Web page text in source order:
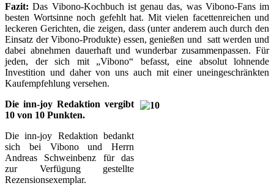
Fazit: Das Vibono-Kochbuch ist genau das, was Vibono-Fans im
besten Wortsinne noch gefehlt hat. Mit vielen facettenreichen und
leckeren Gerichten, die zeigen, dass (unter anderem auch durch den
Einsatz der Vibono-Produkte) essen, genießen und satt werden und
dabei abnehmen dauerhaft und wunderbar zusammenpassen. Für
jeden, der sich mit „Vibono“ befasst, eine absolut lohnende
Investition und daher von uns auch mit einer uneingeschränkten
Kaufempfehlung versehen.
Die inn-joy Redaktion vergibt
10 von 10 Punkten.
Die inn-joy Redaktion bedankt
sich bei Vibono und Herrn
Andreas Schweinbenz für das
zur Verfügung gestellte
Rezensionsexemplar.